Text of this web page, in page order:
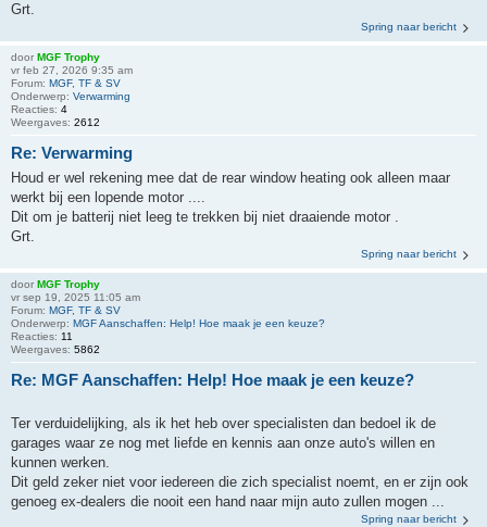
Grt.
Spring naar bericht
door MGF Trophy
vr feb 27, 2026 9:35 am
Forum: MGF, TF & SV
Onderwerp: Verwarming
Reacties: 4
Weergaves: 2612
Re: Verwarming
Houd er wel rekening mee dat de rear window heating ook alleen maar
werkt bij een lopende motor ....
Dit om je batterij niet leeg te trekken bij niet draaiende motor .
Grt.
Spring naar bericht
door MGF Trophy
vr sep 19, 2025 11:05 am
Forum: MGF, TF & SV
Onderwerp: MGF Aanschaffen: Help! Hoe maak je een keuze?
Reacties: 11
Weergaves: 5862
Re: MGF Aanschaffen: Help! Hoe maak je een keuze?
Ter verduidelijking, als ik het heb over specialisten dan bedoel ik de
garages waar ze nog met liefde en kennis aan onze auto's willen en
kunnen werken.
Dit geld zeker niet voor iedereen die zich specialist noemt, en er zijn ook
genoeg ex-dealers die nooit een hand naar mijn auto zullen mogen ...
Spring naar bericht